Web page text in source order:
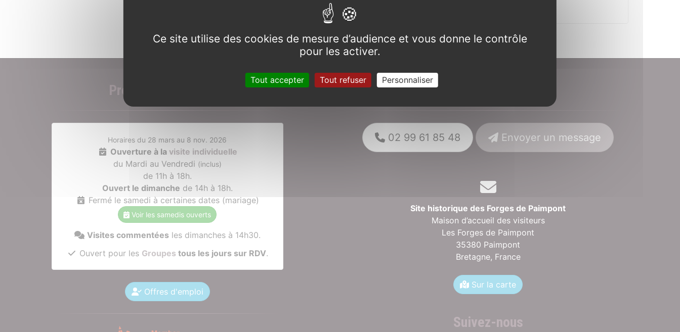
Préparer votre visite
Horaires du 28 mars au 8 nov. 2026
Ouverture à la visite individuelle
du Mardi au Vendredi (inclus)
de 11h à 18h.
Ouvert le dimanche de 14h à 18h.
Fermé le samedi à certaines dates (mariage)
Voir les samedis ouverts
Visites commentéesles dimanches à 14h30.
Ouvert pour les Groupes tous les jours sur RDV.
Offres d'emploi
02 99 61 85 48 Envoyer un message
Site historique des Forges de Paimpont
Maison d’accueil des visiteurs
Les Forges de Paimpont
35380 Paimpont
Bretagne, France
Sur la carte
Suivez-nous
Ce site utilise des cookies de mesure d’audience et vous donne le contrôle
pour les activer.
Tout accepter Tout refuser Personnaliser